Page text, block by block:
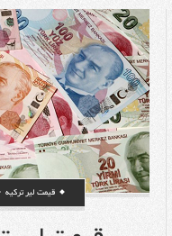
قیمت لیر ترکیه